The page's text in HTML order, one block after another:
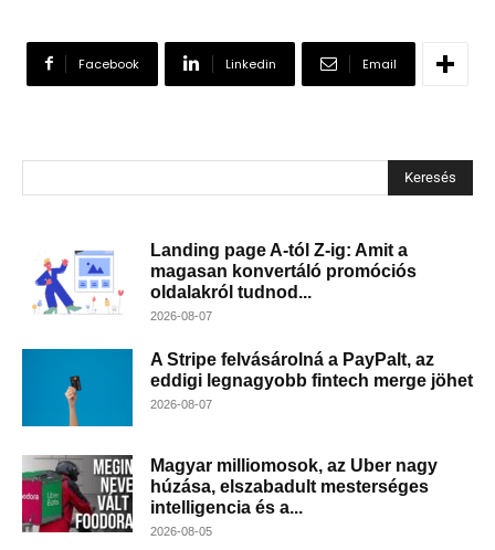
Facebook Linkedin Email
Keresés
Landing page A-tól Z-ig: Amit a
magasan konvertáló promóciós
oldalakról tudnod...
2026-08-07
A Stripe felvásárolná a PayPalt, az
eddigi legnagyobb fintech merge jöhet
2026-08-07
Magyar milliomosok, az Uber nagy
húzása, elszabadult mesterséges
intelligencia és a...
2026-08-05